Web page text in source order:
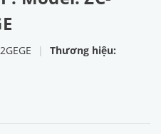
|
Thương hiệu: